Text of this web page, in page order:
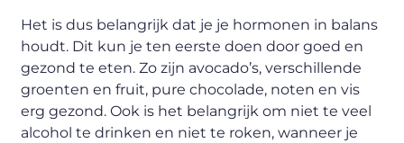
Het is dus belangrijk dat je je hormonen in balans
houdt. Dit kun je ten eerste doen door goed en
gezond te eten. Zo zijn avocado’s, verschillende
groenten en fruit, pure chocolade, noten en vis
erg gezond. Ook is het belangrijk om niet te veel
alcohol te drinken en niet te roken, wanneer je